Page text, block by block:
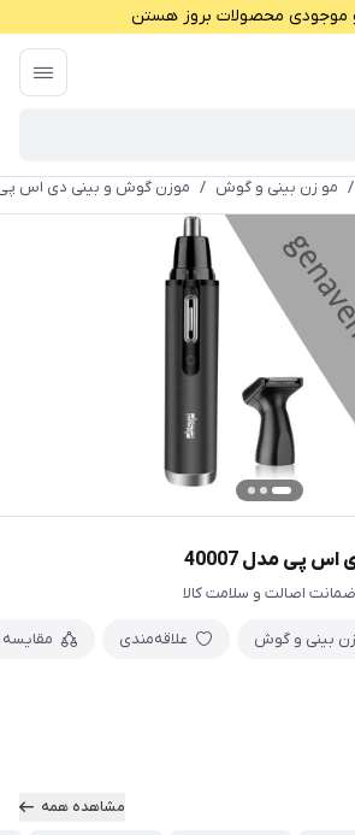
موجودی محصولات بروز هستن
/ مو زن بینی و گوش / موزن گوش و بینی دی اس پی
پی مدل 40007
بینی و گوش علاقه‌مندی مقایسه
مشاهده همه